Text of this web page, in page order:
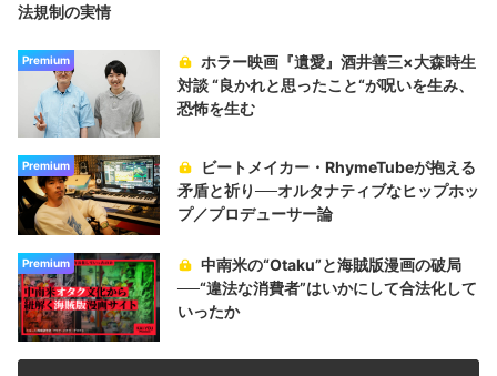
法規制の実情
Premium
ホラー映画『遺愛』酒井善三×大森時生
対談 “良かれと思ったこと“が呪いを生み、
恐怖を生む
Premium
ビートメイカー・RhymeTubeが抱える
矛盾と祈り──オルタナティブなヒップホッ
プ／プロデューサー論
Premium
中南米の“Otaku”と海賊版漫画の破局
──“違法な消費者”はいかにして合法化して
いったか